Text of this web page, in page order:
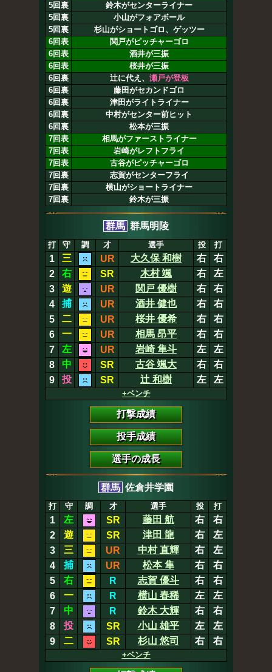
5回裏
鈴木がセンターライナー
5回裏
小山がフォアボール
5回裏
杉山がショートゴロ、ゲッツー
6回表
関戸がピッチャーゴロ
6回表
酒井が三振
6回表
桜井が三振
6回裏
辻に代え、 瀬戸が登板
6回裏
藤田がセカンドゴロ
6回裏
津田がライトライナー
6回裏
中村がセンター前ヒット
6回裏
松本が三振
7回表
相馬がファーストライナー
7回表
岩崎がレフトフライ
7回表
古谷がピッチャーゴロ
7回裏
志賀がセンターフライ
7回裏
横山がショートライナー
7回裏
鈴木が三振
群馬 群馬明陵
打 守 調 才 選手 投 打
1 三 UR 大久保 和樹 右
右
2
右 SR 木村 颯 右
左
3
遊 UR 関戸 優樹 右
右
4
捕 UR 酒井 健也 右
右
5
二 UR 桜井 優希 右
右
6
一 UR 相馬 昂平 右
右
7
左 UR 岩崎 隼斗 左
左
8
中 SR 古谷 颯大 右
右
9
投 SR 辻 和樹 左 左
+ベンチ
打撃成績
投手成績
選手の成長
群馬 佐倉井学園
打 守 調 才 選手 投 打
1 左 SR 藤田 航 右
右
2
遊 SR 津田 龍 右
左
3
三 UR 中村 直輝 右
左
4
捕 UR 松本 隼 右
右
5
右 R 志賀 優斗 右
右
6
一 R 横山 春稀 左
左
7
中 R 鈴木 大輝 右
右
8
投 SR 小山 雄平 左
左
9
二 SR 杉山 悠司 右 右
+ベンチ